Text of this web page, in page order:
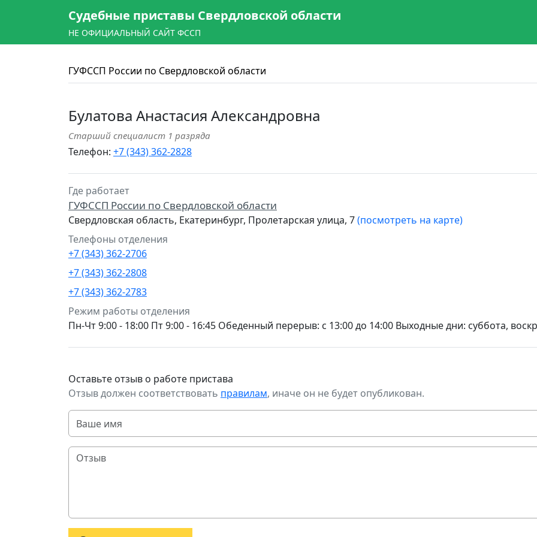
Судебные приставы Свердловской области
НЕ ОФИЦИАЛЬНЫЙ САЙТ ФССП
ГУФССП России по Свердловской области
Булатова Анастасия Александровна
Старший специалист 1 разряда
Телефон: +7 (343) 362-2828
Где работает
ГУФССП России по Свердловской области
Свердловская область, Екатеринбург, Пролетарская улица, 7(посмотреть на карте)
Телефоны отделения
+7 (343) 362-2706
+7 (343) 362-2808
+7 (343) 362-2783
Режим работы отделения
Пн-Чт 9:00 - 18:00 Пт 9:00 - 16:45 Обеденный перерыв: с 13:00 до 14:00 Выходные дни: суббота,
Оставьте отзыв о работе пристава
Отзыв должен соответствовать правилам, иначе он не будет опубликован.